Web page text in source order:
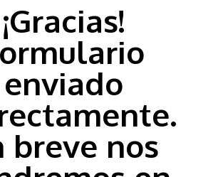
¡Gracias!
enviado
breve nos